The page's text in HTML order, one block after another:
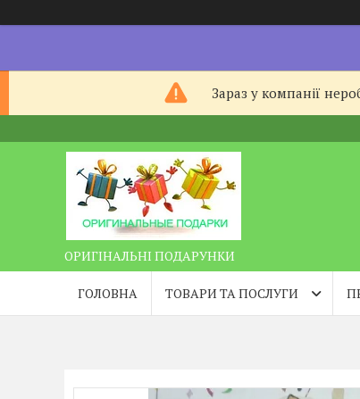
Зараз у компанії
ОРИГІНАЛЬНІ ПОДАРУНКИ
ГОЛОВНА ТОВАРИ ТА ПОСЛУГИ